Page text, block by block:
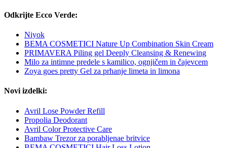
Odkrijte Ecco Verde:
Niyok
BEMA COSMETICI Nature Up Combination Skin Cream
PRIMAVERA Piling gel Deeply Cleansing & Renewing
Milo za intimne predele s kamilico, ognjičem in čajevcem
Zoya goes pretty Gel za prhanje limeta in limona
Novi izdelki:
Avril Lose Powder Refill
Propolia Deodorant
Avril Color Protective Care
Bambaw Trezor za porabljenae britvice